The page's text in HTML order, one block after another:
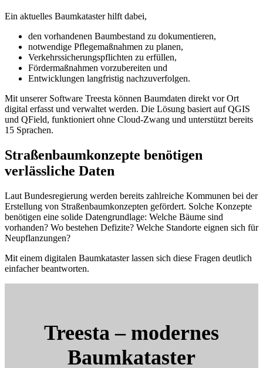
Ein aktuelles Baumkataster hilft dabei,
den vorhandenen Baumbestand zu dokumentieren,
notwendige Pflegemaßnahmen zu planen,
Verkehrssicherungspflichten zu erfüllen,
Fördermaßnahmen vorzubereiten und
Entwicklungen langfristig nachzuverfolgen.
Mit unserer Software Treesta können Baumdaten direkt vor Ort
digital erfasst und verwaltet werden. Die Lösung basiert auf QGIS
und QField, funktioniert ohne Cloud-Zwang und unterstützt bereits
15 Sprachen.
Straßenbaumkonzepte benötigen
verlässliche Daten
Laut Bundesregierung werden bereits zahlreiche Kommunen bei der
Erstellung von Straßenbaumkonzepten gefördert. Solche Konzepte
benötigen eine solide Datengrundlage: Welche Bäume sind
vorhanden? Wo bestehen Defizite? Welche Standorte eignen sich für
Neupflanzungen?
Mit einem digitalen Baumkataster lassen sich diese Fragen deutlich
einfacher beantworten.
Treesta – modernes
Baumkataster